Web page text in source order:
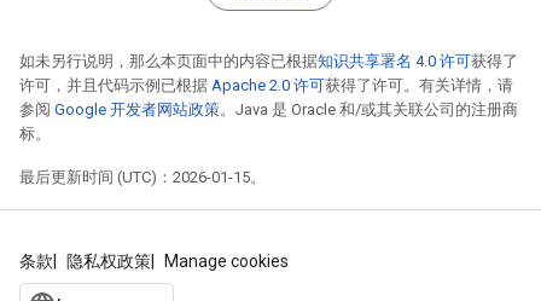
如未另行说明，那么本页面中的内容已根据知识共享署名 4.0 许可获得了
许可，并且代码示例已根据 Apache 2.0 许可获得了许可。有关详情，请
参阅 Google 开发者网站政策。Java 是 Oracle 和/或其关联公司的注册商
标。
最后更新时间 (UTC)：2026-01-15。
条款 隐私权政策 Manage cookies